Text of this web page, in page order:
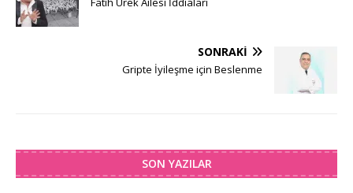
SONRAKI
Gripte İyileşme için Beslenme
SON YAZILAR